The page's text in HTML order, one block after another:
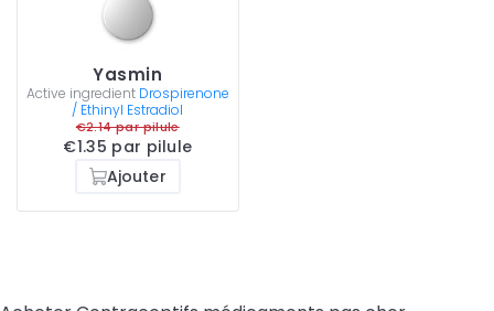
Yasmin
Active ingredient Drospirenone
/ Ethinyl Estradiol
€2.14 par pilule
€1.35 par pilule
Ajouter